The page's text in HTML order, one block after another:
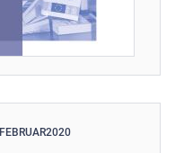
FEBRUAR2020